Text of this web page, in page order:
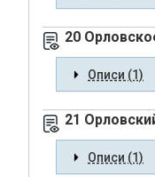
20
Описи (1)
21
Описи (1)